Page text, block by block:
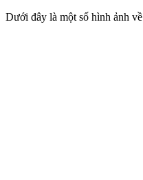
Dưới đây là một số hình ảnh